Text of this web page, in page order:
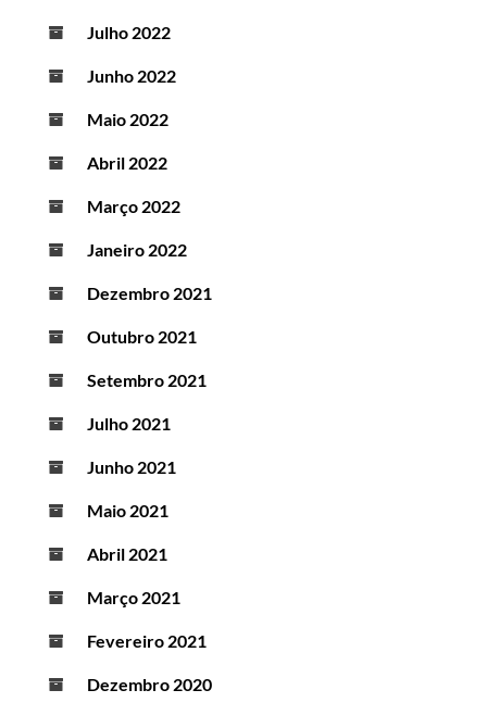
Julho 2022
Junho 2022
Maio 2022
Abril 2022
Março 2022
Janeiro 2022
Dezembro 2021
Outubro 2021
Setembro 2021
Julho 2021
Junho 2021
Maio 2021
Abril 2021
Março 2021
Fevereiro 2021
Dezembro 2020